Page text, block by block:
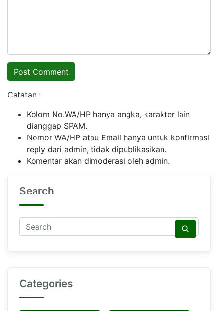
Catatan :
Kolom No.WA/HP hanya angka, karakter lain
dianggap SPAM.
Nomor WA/HP atau Email hanya untuk konfirmasi
reply dari admin, tidak dipublikasikan.
Komentar akan dimoderasi oleh admin.
Search
Categories